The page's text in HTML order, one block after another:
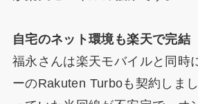
自宅のネット環境も楽天で完結
福永さんは楽天モバイルと同時
ーのRakuten Turboも契約しま